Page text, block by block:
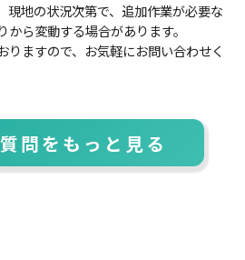
現地の状況次第で、追加作業が必要な
ら変動する場合があります。
りますので、お気軽にお問い合わせく
問をもっと見る